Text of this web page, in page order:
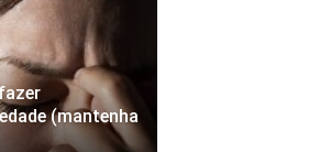
(mantenha